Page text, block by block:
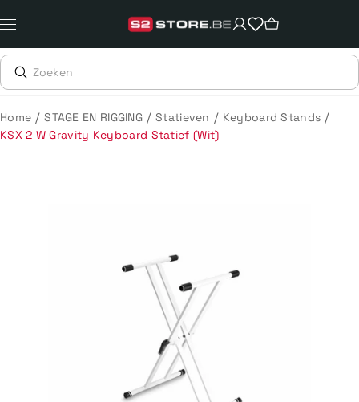
naar
content
Home / STAGE EN RIGGING / Statieven / Keyboard Stands /
KSX 2 W Gravity Keyboard Statief (Wit)